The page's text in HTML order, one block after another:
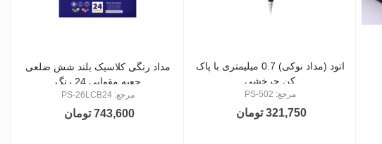
اتود (مداد نوکی) 0.7 میلیمتری با پاک
کن چرخشی
مرجع: PS-502
321,750 تومان
مداد رنگی کلاسیک بلند شش ضلعی
جعبه مقوایی 24 رنگ
مرجع: PS-26LCB24
743,600 تومان